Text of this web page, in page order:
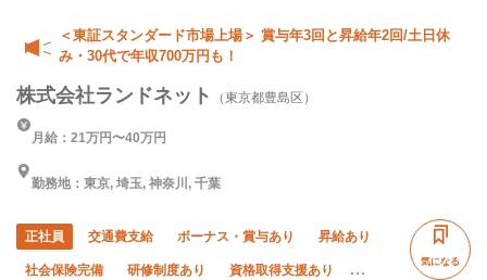
＜東証スタンダード市場上場＞ 賞与年3回と昇給年2回/土日休
み・30代で年収700万円も！
株式会社ランドネット （東京都豊島区）
月給：21万円〜40万円
勤務地：東京, 埼玉, 神奈川, 千葉
正社員 交通費支給 ボーナス・賞与あり 昇給あり
社会保険完備 研修制度あり 資格取得支援あり
気になる